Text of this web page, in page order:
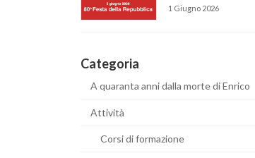
1 Giugno 2026
Categoria
A quaranta anni dalla morte di Enrico
Attività
Corsi di formazione